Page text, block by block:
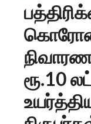
ரூ.10